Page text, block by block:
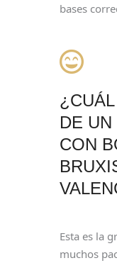
bases
DE
CON
Esta es la
muchos